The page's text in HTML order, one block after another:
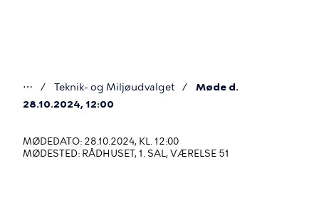
Du
her
⋯ Teknik- og Miljøudvalget
Møde d.
28.10.2024, 12:00
MØDEDATO: 28.10.2024, KL. 12:00
MØDESTED: RÅDHUSET, 1. SAL, VÆRELSE 51